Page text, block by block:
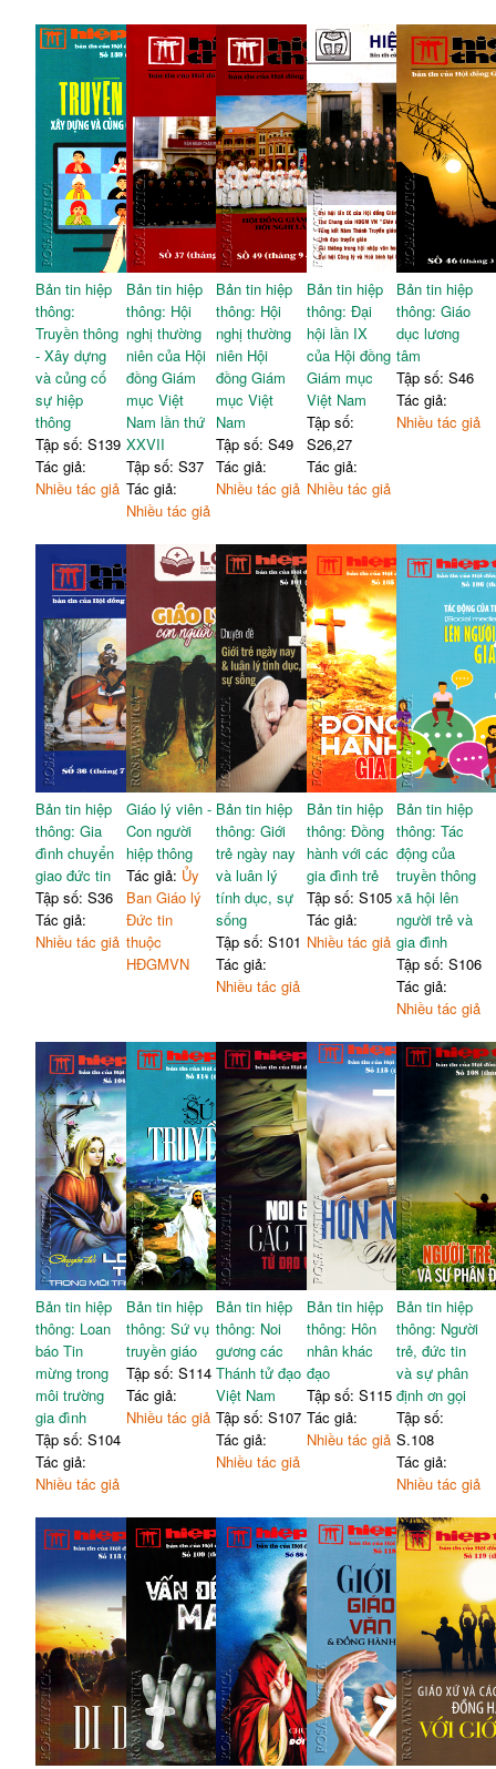
Bản tin hiệp
thông:
Truyền thông
- Xây dựng
và củng cố
sự hiệp
thông
Tập số: S139
Tác giả:
Nhiều tác giả
Bản tin hiệp
thông: Hội
nghị thường
niên của Hội
đồng Giám
mục Việt
Nam lần thứ
XXVII
Tập số: S37
Tác giả:
Nhiều tác giả
Bản tin hiệp
thông: Hội
nghị thường
niên Hội
đồng Giám
mục Việt
Nam
Tập số: S49
Tác giả:
Nhiều tác giả
Bản tin hiệp
thông: Đại
hội lần IX
của Hội đồng
Giám mục
Việt Nam
Tập số:
S26,27
Tác giả:
Nhiều tác giả
Bản tin hiệp
thông: Giáo
dục lương
tâm
Tập số: S46
Tác giả:
Nhiều tác giả
Bản tin hiệp
thông: Gia
đình chuyển
giao đức tin
Tập số: S36
Tác giả:
Nhiều tác giả
Giáo lý viên -
Con người
hiệp thông
Tác giả: Ủy
Ban Giáo lý
Đức tin
thuộc
HĐGMVN
Bản tin hiệp
thông: Giới
trẻ ngày nay
và luân lý
tính dục, sự
sống
Tập số: S101
Tác giả:
Nhiều tác giả
Bản tin hiệp
thông: Đồng
hành với các
gia đình trẻ
Tập số: S105
Tác giả:
Nhiều tác giả
Bản tin hiệp
thông: Tác
động của
truyền thông
xã hội lên
người trẻ và
gia đình
Tập số: S106
Tác giả:
Nhiều tác giả
Bản tin hiệp
thông: Loan
báo Tin
mừng trong
môi trường
gia đình
Tập số: S104
Tác giả:
Nhiều tác giả
Bản tin hiệp
thông: Sứ vụ
truyền giáo
Tập số: S114
Tác giả:
Nhiều tác giả
Bản tin hiệp
thông: Noi
gương các
Thánh tử đạo
Việt Nam
Tập số: S107
Tác giả:
Nhiều tác giả
Bản tin hiệp
thông: Hôn
nhân khác
đạo
Tập số: S115
Tác giả:
Nhiều tác giả
Bản tin hiệp
thông: Người
trẻ, đức tin
và sự phân
định ơn gọi
Tập số:
S.108
Tác giả:
Nhiều tác giả